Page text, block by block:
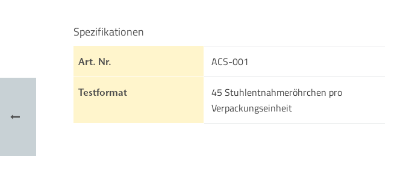
Spezifikationen
Art. Nr. ACS-001
Testformat
45 Stuhlentnahmeröhrchen pro
Verpackungseinheit